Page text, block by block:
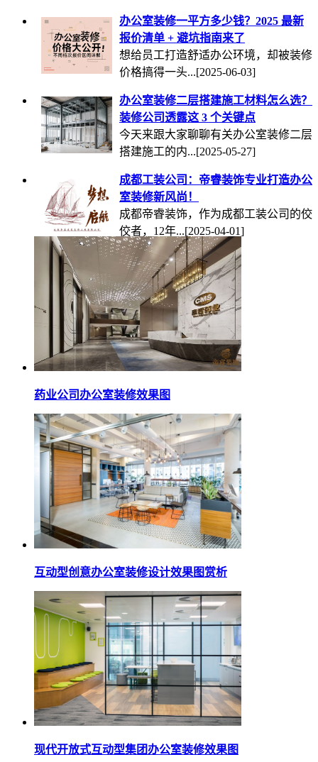
办公室装修一平方多少钱？2025 最新
报价清单 + 避坑指南来了
想给员工打造舒适办公环境，却被装修
价格搞得一头...[2025-06-03]
办公室装修二层搭建施工材料怎么选？
装修公司透露这 3 个关键点
今天来跟大家聊聊有关办公室装修二层
搭建施工的内...[2025-05-27]
成都工装公司：帝睿装饰专业打造办公
室装修新风尚！
成都帝睿装饰，作为成都工装公司的佼
佼者，12年...[2025-04-01]
药业公司办公室装修效果图
互动型创意办公室装修设计效果图赏析
现代开放式互动型集团办公室装修效果图